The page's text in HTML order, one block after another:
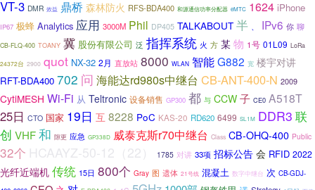
VT-3 DMR 效益 鼎桥 森林防火 RFS-BDA400 和源通信功率分配器 eMTC 1624 iPhone
IP67 极蜂 Analytics 应用 3000M Phil DP405 TALKABOUT 半 、 IPv6 你 聊
CB-FLQ-400 TOANY 冀 股份有限公司 泛 指挥系统 火 方 某 物 1号 01L09 LoRa
24372台 2900 quot NX-32 2月 直放站 8000 WLAN 智能G882 宽 楼宇对讲
RFT-BDA400 702 问 海能达rd980s中继台 CB-ANT-400-N 2009
CytiMESH Wi-Fi 从 Teltronic 设备销售 GP300 都 与 CCW 子 CE0 A518T
25日 CTO 国家 19日 互 8228 PoC KAS-20 RD620 6499 SL1M DDR3 联
创 VHF和 隙更 应急 GP338D 威泰克斯r70中继台 Class CB-OHQ-400 Public
32个 HCAAYZ-50-12（22） 1785 对讲 33项 招标公告 会 RFID 2022
光纤近端机 传统 15日 800个 Gray 图 遗体 21号线 混凝土 数字中继台 次 CB-GDJ-